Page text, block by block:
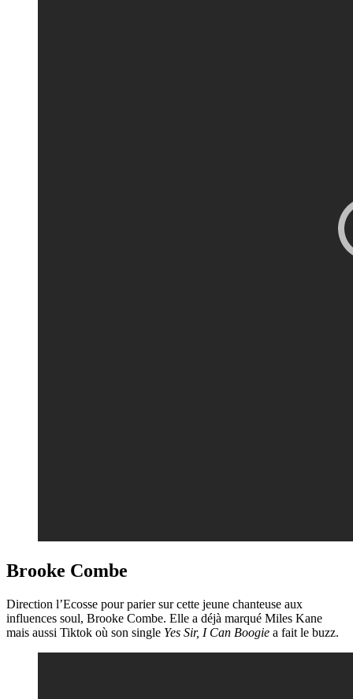
Brooke Combe
Direction l’Ecosse pour parier sur cette jeune chanteuse aux
influences soul, Brooke Combe. Elle a déjà marqué Miles Kane
mais aussi Tiktok où son single Yes Sir, I Can Boogie a fait le buzz.